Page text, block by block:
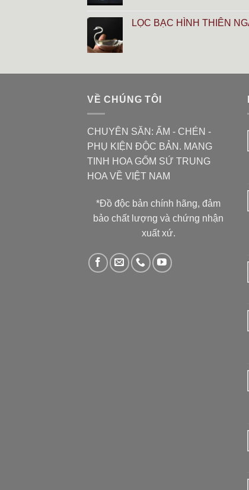
LỌC BẠC HÌNH THIÊN
VỀ CHÚNG TÔI
CHUYÊN SĂN: ẤM - CHÉN -
PHỤ KIỆN ĐỘC BẢN. MANG
TINH HOA GỐM SỨ TRUNG
HOA VỀ VIỆT NAM
*Đồ độc bản chính hãng, đảm
bảo chất lượng và chứng nhận
xuất xứ.